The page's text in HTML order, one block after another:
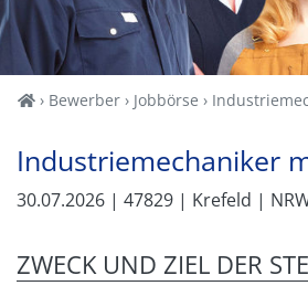
Home
Bewerber Jobbörse
Industriemechaniker
30.07.2026 | 47829 | Krefeld |
ZWECK UND ZIEL DER